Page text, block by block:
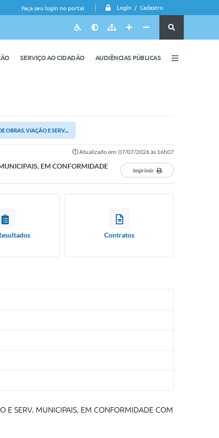
Faça seu login no portal Login / Cadastro
SERVIÇO AO CIDADÃO AUDIÊNCIAS PÚBLICAS
OBRAS, VIAÇÃO E SERV....
Atualizado em: 07/07/2026 às 16h07
EM CONFORMIDADE
Imprimir
Contratos
E SERV. MUNICIPAIS, EM CONFORMIDADE COM